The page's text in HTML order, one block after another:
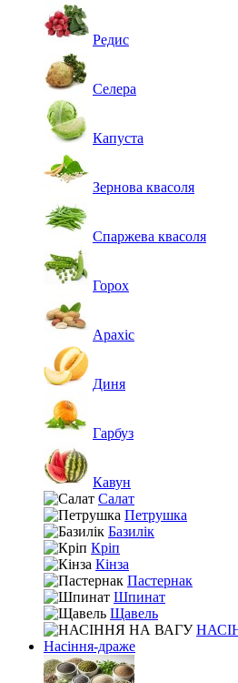
Редис
Селера
Капуста
Зернова квасоля
Спаржева квасоля
Горох
Арахіс
Диня
Гарбуз
Кавун
Салат
Петрушка
Базилік
Кріп
Кінза
Пастернак
Шпинат
Щавель
Насіння-драже